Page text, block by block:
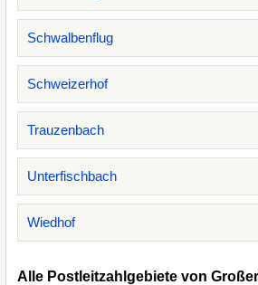
Schwalbenflug
Schweizerhof
Trauzenbach
Unterfischbach
Wiedhof
Alle Postleitzahlgebiete von